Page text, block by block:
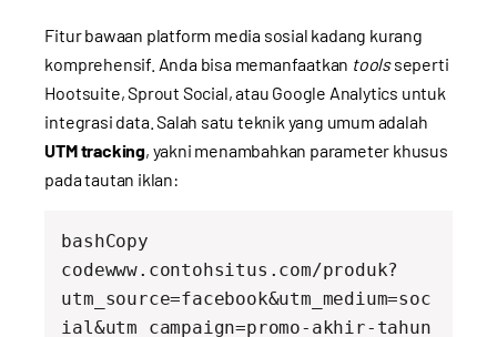
Fitur bawaan platform media sosial kadang kurang
komprehensif. Anda bisa memanfaatkan toolsseperti
Hootsuite, Sprout Social, atau Google Analytics untuk
integrasi data. Salah satu teknik yang umum adalah
UTM tracking, yakni menambahkan parameter khusus
pada tautan iklan:
bashCopy
codewww.contohsitus.com/produk?
utm_source=facebook&utm_medium=soc